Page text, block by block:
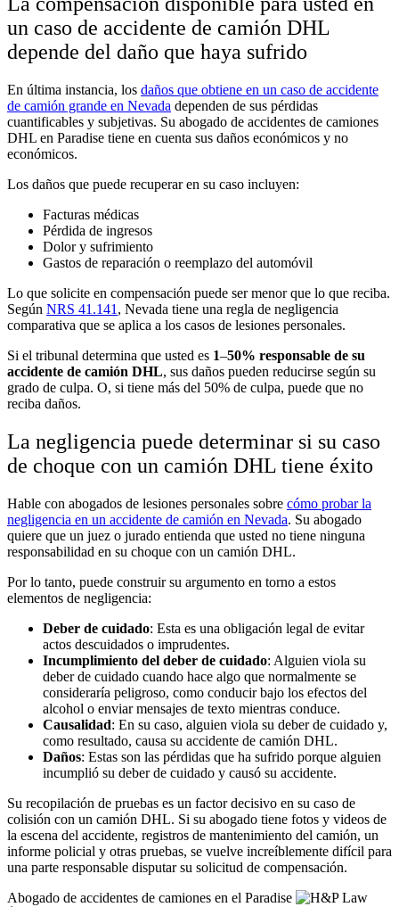
un caso de accidente de camión DHL
depende del daño que haya sufrido
En última instancia, los daños que obtiene en un caso de accidente
de camión grande en Nevada dependen de sus pérdidas
cuantificables y subjetivas. Su abogado de accidentes de camiones
DHL en Paradise tiene en cuenta sus daños económicos y no
económicos.
Los daños que puede recuperar en su caso incluyen:
Facturas médicas
Pérdida de ingresos
Dolor y sufrimiento
Gastos de reparación o reemplazo del automóvil
Lo que solicite en compensación puede ser menor que lo que reciba.
Según NRS 41.141 , Nevada tiene una regla de negligencia
comparativa que se aplica a los casos de lesiones personales.
Si el tribunal determina que usted es 1–50% responsable de su
accidente de camión DHL, sus daños pueden reducirse según su
grado de culpa. O, si tiene más del 50% de culpa, puede que no
reciba daños.
La negligencia puede determinar si su caso
de choque con un camión DHL tiene éxito
Hable con abogados de lesiones personales sobre cómo probar la
negligencia en un accidente de camión en Nevada. Su abogado
quiere que un juez o jurado entienda que usted no tiene ninguna
responsabilidad en su choque con un camión DHL.
Por lo tanto, puede construir su argumento en torno a estos
elementos de negligencia:
Deber de cuidado: Esta es una obligación legal de evitar
actos descuidados o imprudentes.
Incumplimiento del deber de cuidado: Alguien viola su
deber de cuidado cuando hace algo que normalmente se
consideraría peligroso, como conducir bajo los efectos del
alcohol o enviar mensajes de texto mientras conduce.
Causalidad: En su caso, alguien viola su deber de cuidado y,
como resultado, causa su accidente de camión DHL.
Daños: Estas son las pérdidas que ha sufrido porque alguien
incumplió su deber de cuidado y causó su accidente.
Su recopilación de pruebas es un factor decisivo en su caso de
colisión con un camión DHL. Si su abogado tiene fotos y videos de
la escena del accidente, registros de mantenimiento del camión, un
informe policial y otras pruebas, se vuelve increíblemente difícil para
una parte responsable disputar su solicitud de compensación.
Abogado de accidentes de camiones en el Paradise